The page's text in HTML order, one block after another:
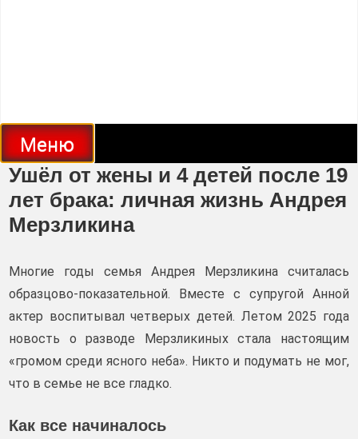
Меню
Ушёл от жены и 4 детей после 19
лет брака: личная жизнь Андрея
Мерзликина
Многие годы семья Андрея Мерзликина считалась
образцово-показательной. Вместе с супругой Анной
актер воспитывал четверых детей. Летом 2025 года
новость о разводе Мерзликиных стала настоящим
«громом среди ясного неба». Никто и подумать не мог,
что в семье не все гладко.
Как все начиналось